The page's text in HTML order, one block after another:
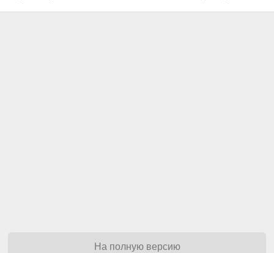
На полную версию